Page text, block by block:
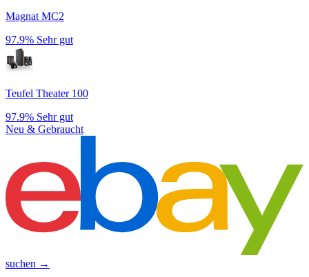
Magnat MC2
97.9% Sehr gut
Teufel Theater 100
97.9% Sehr gut
Neu & Gebraucht
suchen →